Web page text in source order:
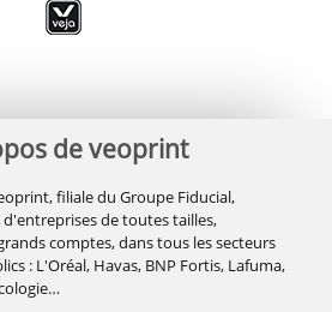
de veoprint
filiale du Groupe Fiducial,
de toutes tailles,
comptes, dans tous les secteurs
: L'Oréal, Havas, BNP Fortis, Lafuma,